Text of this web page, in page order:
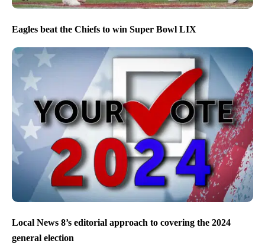
Eagles beat the Chiefs to win Super Bowl LIX
Local News 8’s editorial approach to covering the 2024
general election